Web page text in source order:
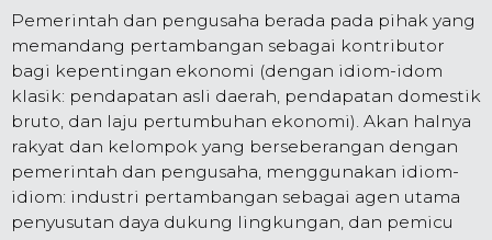
Pemerintah dan pengusaha berada pada pihak yang
memandang pertambangan sebagai kontributor
bagi kepentingan ekonomi (dengan idiom-idom
klasik: pendapatan asli daerah, pendapatan domestik
bruto, dan laju pertumbuhan ekonomi). Akan halnya
rakyat dan kelompok yang berseberangan dengan
pemerintah dan pengusaha, menggunakan idiom-
idiom: industri pertambangan sebagai agen utama
penyusutan daya dukung lingkungan, dan pemicu